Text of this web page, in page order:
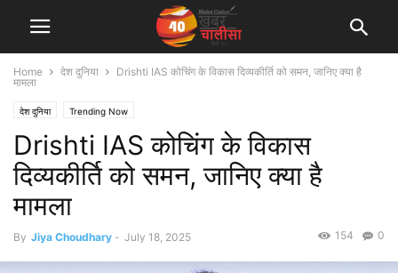
Home देश दुनिया
Drishti IAS कोचिंग के विकास दिव्यकीर्ति को समन, जानिए क्या है
मामला
देश दुनिया Trending Now
Drishti IAS कोचिंग के विकास
दिव्यकीर्ति को समन, जानिए क्या है
मामला
By Jiya Choudhary - July 18, 2025 0
154